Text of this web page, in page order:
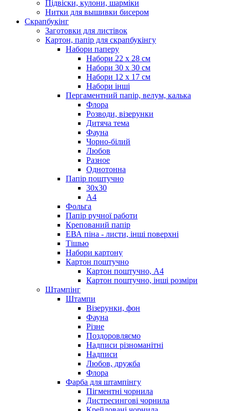
Підвіски, кулони, шарміки
Нитки для вышивки бисером
Скрапбукінг
Заготовки для листівок
Картон, папір для скрапбукінгу
Набори паперу
Набори 22 х 28 см
Набори 30 х 30 см
Набори 12 х 17 см
Набори інші
Пергаментний папір, велум, калька
Флора
Розводи, візерунки
Дитяча тема
Фауна
Чорно-білий
Любов
Разное
Однотонна
Папір поштучно
30х30
А4
Фольга
Папір ручної работи
Крепований папір
ЕВА піна - листи, інші поверхні
Тішью
Набори картону
Картон поштучно
Картон поштучно, А4
Картон поштучно, інші розміри
Штампінг
Штампи
Візерунки, фон
Фауна
Різне
Поздоровляємо
Надписи різноманітні
Надписи
Любов, дружба
Флора
Фарба для штампінгу
Пігментні чорнила
Дистресингові чорнила